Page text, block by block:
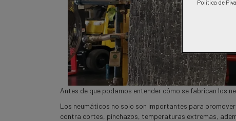
Antes de que podamos entender cómo se fabrican los
Los neumáticos no solo son importantes para
contra cortes, pinchazos, temperaturas extremas,
Politica de